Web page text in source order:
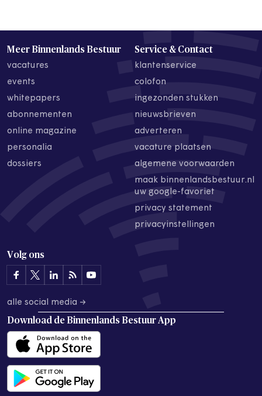
Meer Binnenlands Bestuur
vacatures
events
whitepapers
abonnementen
online magazine
personalia
dossiers
Service & Contact
klantenservice
colofon
ingezonden stukken
nieuwsbrieven
adverteren
vacature plaatsen
algemene voorwaarden
maak binnenlandsbestuur.nl
uw google-favoriet
privacy statement
privacyinstellingen
Volg ons
alle social media →
Download de Binnenlands Bestuur App